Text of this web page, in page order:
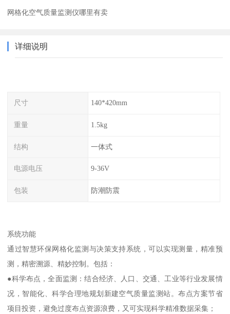
网格化空气质量监测仪哪里有卖
详细说明
尺寸 140*420mm
重量 1.5kg
结构 一体式
电源电压 9-36V
包装 防潮防震
系统功能
通过智慧环保网格化监测与决策支持系统，可以实现测量，精准预
测，精密溯源、精妙控制。包括：
●科学布点，全面监测：结合经济、人口、交通、工业等行业发展情
况，智能化、科学合理地规划新建空气质量监测站。布点方案节省
项目投资，避免过度布点资源浪费，又可实现科学精准数据采集；